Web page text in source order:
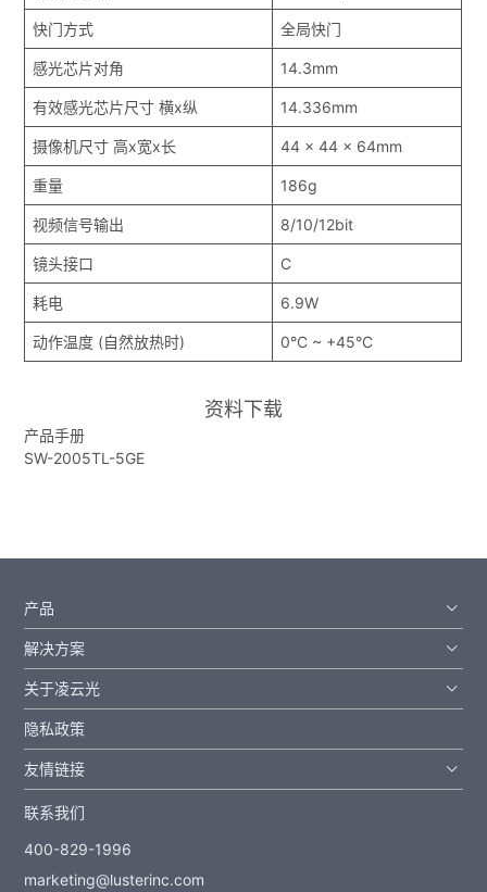
快门方式 全局快门
感光芯片对角 14.3mm
有效感光芯片尺寸 横x纵 14.336mm
摄像机尺寸 高x宽x长 44 x 44 x 64mm
重量 186g
视频信号输出 8/10/12bit
镜头接口 C
耗电 6.9W
动作温度 (自然放热时) 0°C ~ +45°C
资料下载
产品手册
SW-2005TL-5GE
产品
解决方案
关于凌云光
隐私政策
友情链接
联系我们
400-829-1996
marketing@lusterinc.com